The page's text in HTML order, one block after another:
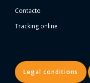
Contacto
Tracking online
Legal conditions